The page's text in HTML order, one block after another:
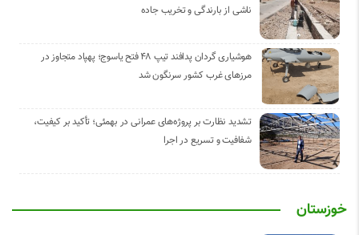
ناشی از بارندگی و تخریب جاده
هوشیاری گردان پدافند تیپ ۴۸ فتح یاسوج؛ پهپاد متجاوز در
مرزهای غرب کشور سرنگون شد
تشدید نظارت بر پروژه‌های عمرانی در بهمئی؛ تأکید بر کیفیت،
شفافیت و تسریع در اجرا
خوزستان